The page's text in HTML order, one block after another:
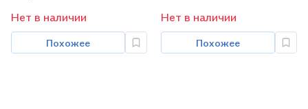
Нет в наличии
Похожее
Нет в наличии
Похожее